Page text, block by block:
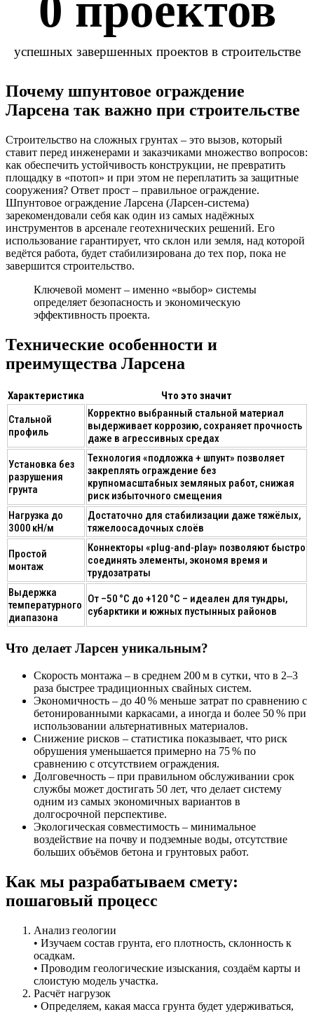
успешных завершенных проектов в строительстве
Почему шпунтовое ограждение
Ларсена так важно при строительстве
Строительство на сложных грунтах – это вызов, который
ставит перед инженерами и заказчиками множество вопросов:
как обеспечить устойчивость конструкции, не превратить
площадку в «потоп» и при этом не переплатить за защитные
сооружения? Ответ прост – правильное ограждение.
Шпунтовое ограждение Ларсена (Ларсен‑система)
зарекомендовали себя как один из самых надёжных
инструментов в арсенале геотехнических решений. Его
использование гарантирует, что склон или земля, над которой
ведётся работа, будет стабилизирована до тех пор, пока не
завершится строительство.
Ключевой момент – именно «выбор» системы
определяет безопасность и экономическую
эффективность проекта.
Технические особенности и
преимущества Ларсена
Характеристика
Что это значит
Стальной
профиль
Корректно выбранный стальной материал
выдерживает коррозию, сохраняет прочность
даже в агрессивных средах
Установка без
разрушения
грунта
Технология «подложка + шпунт» позволяет
закреплять ограждение без
крупномасштабных земляных работ, снижая
риск избыточного смещения
Нагрузка до
3000 кН/м
Достаточно для стабилизации даже тяжёлых,
тяжелоосадочных слоёв
Простой
монтаж
Коннекторы «plug‑and‑play» позволяют быстро
соединять элементы, экономя время и
трудозатраты
Выдержка
температурного
диапазона
От –50 °C до +120 °C – идеален для тундры,
субарктики и южных пустынных районов
Что делает Ларсен уникальным?
Скорость монтажа – в среднем 200 м в сутки, что в 2–3
раза быстрее традиционных свайных систем.
Экономичность – до 40 % меньше затрат по сравнению с
бетонированными каркасами, а иногда и более 50 % при
использовании альтернативных материалов.
Снижение рисков – статистика показывает, что риск
обрушения уменьшается примерно на 75 % по
сравнению с отсутствием ограждения.
Долговечность – при правильном обслуживании срок
службы может достигать 50 лет, что делает систему
одним из самых экономичных вариантов в
долгосрочной перспективе.
Экологическая совместимость – минимальное
воздействие на почву и подземные воды, отсутствие
больших объёмов бетона и грунтовых работ.
Как мы разрабатываем смету:
пошаговый процесс
Анализ геологии
• Изучаем состав грунта, его плотность, склонность к
осадкам.
• Проводим геологические изыскания, создаём карты и
слоистую модель участка.
Расчёт нагрузок
• Определяем, какая масса грунта будет удерживаться,